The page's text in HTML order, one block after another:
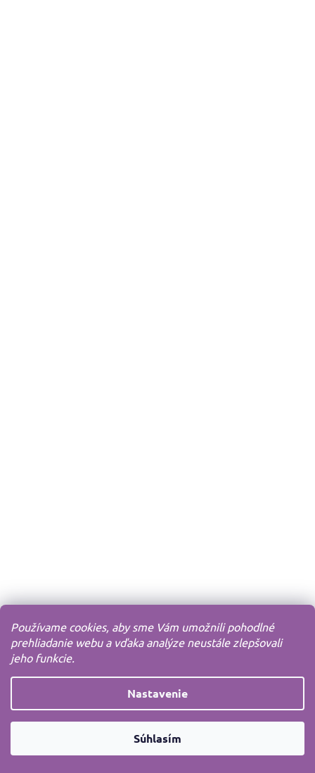
Používame cookies, aby sme Vám umožnili pohodlné
prehliadanie webu a vďaka analýze neustále zlepšovali
jeho funkcie.
Nastavenie
Súhlasím